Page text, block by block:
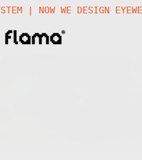
| NOW WE DESIGN